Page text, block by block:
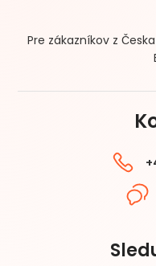
Pre zákazníkov z